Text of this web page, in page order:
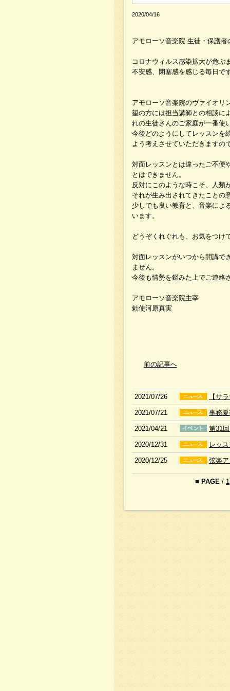
2020/04/16
アモローソ音楽院 生徒・保護者
コロナウィルス感染拡大が危ぶ
不安感、閉塞感を感じる毎日で
アモローソ音楽院のヴァイオリ
望の方には担当講師との相談に
れの生徒さんのご家庭が一番使
今後どのようにしてレッスンを
よう考えさせていただきますの
対面レッスンとは違ったご不便
とはできません。
反対にこのような時こそ、​人類
それが生み出されてきたことの
少しでも良い教育と、音楽によ
います。
どうぞくれぐれも、お気をつけ
対面レッスンがいつから開講で
ません。
今後も情勢を鑑みた上でご連絡
アモローソ音楽院主宰
勅使河原真実
前の記事へ
2021/07/26 【サ
2021/07/21 事務
2021/04/21 第31
2020/12/31 レッ
2020/12/25 弦楽
■ PAGE / 1